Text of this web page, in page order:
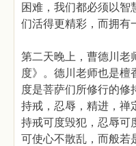
困难，我们都必须以智
们活得更精彩，而拥有
第二天晚上，曹德川老
度》。德川老师也是檀
度是菩萨们所修行的修
持戒，忍辱，精进，
持戒可度毁犯，忍辱可
可使心不散乱，而般若